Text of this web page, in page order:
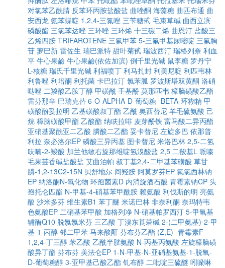
对氯苯乙酰腈 反苯环丙胺盐酸盐 曲唑酮 海藻糖 曲匹布通 曲
安西龙 氨苯蝶啶 1,2,4-三氮唑 三苄糖甙 毛束草碱 曲西立滨
磷酸酯 三氯苯达唑 三环唑 三环烯 十三碳二烯 曲恩汀 盐酸三
乙烯四胺 TRIFAROTENE 三氟甲苯 5-三氟甲基尿嘧啶 三氟胸
苷 萝巴新 雷佐生 瑞巴派特 甜叶菊甙 瑞波西汀 瑞格列奈 利血
平 牛心果鹼 牛心果鹼(依佐加滨) 倒千里光碱 鼠李糖 罗丹宁
L-核糖 瑞氏千里光碱 利福喷丁 利马扎封 利美尼啶 利匹韦林
利鲁唑 利培酮 利托菌 卡巴拉汀 氯苯胍 罗波斯塔双黄酮 洛硝
哒唑 二羧酸乙胺丁醇 甲磺酰 壬基酚 莫那匹韦 樟脑磺酸乙酯
雷芬那辛 巴瑞克替 6-O-ALPHA-D-葡萄糖- BETA-环糊精 甲
磺酸酚妥拉明 乙基磺酸叔丁酯 乙酰 奥西替尼 羊毛硫氨酸 己
烷 樟脑磺酸甲酯 乙酸酯 纳呋拉啡 麦芽酚铁 富马酸二异丙酯
亚硝基聚酰亚二乙酸 膦酸二乙酯 妥卡替尼 左旋多巴 依那普
利拉 奈必洛尔EP 磷酸三异丙基 图卡替尼 米洛巴林 2,5-二氢
呋喃-2-羧酸 加兰他敏右旋那维啶氢溴酸盐 2,5 二羧基L 哌嗪
毛果芸香碱盐酸盐 艾曲泊帕 叔丁基2,4-二甲基苯磺酸 草甘
膦-1,2-13C2-15N 贝舒地尔 间羟胺 阿莫罗芬EP 氟氯西林钠
EP 纳洛酮N-氧化物 环孢菌素D 内消旋酒石酸 青霉素钠CP 头
孢托仑匹酯 N-甲基-4-硝基苯甲酰胺 赖氨酸 利伐斯的明 亮氨
酸 沙米多芬 维生素B1 苯丁醚 米诺巴林 非奈利酮 奈玛特韦
色氨酸EP 二硝基苯甲酸 加格列净 N-硝基帕罗西汀 5-甲氧基
辅酶Q10 脱氯氯米芬 三乙酸 丁溴东莨菪碱 2-(二甲氨基)-2-甲
基-1-丙醇 邻二甲苯 马来酸酐 芬布芬乙酯 (Z,E) -青霉素F
1,2,4-丁三醇 苯乙酸 乙酰半胱氨酸 N-丙基丙氨酸 左旋樟脑磺
酸异丁酯 芬布芬 美法仑EP 1-N-甲基-N-亚硝基氨基-1-脱氧-
D-葡萄糖醇 3-亚甲基己酸乙酯 钆布醇 二吡啶三硫醚 吲哚啉